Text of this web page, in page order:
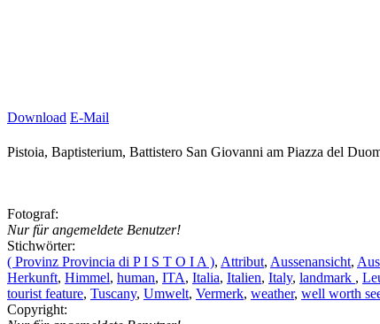
Download E-Mail
Pistoia, Baptisterium, Battistero San Giovanni am Piazza del
Fotograf:
Nur für angemeldete Benutzer!
Stichwörter:
( Provinz Provincia di P I S T O I A ), Attribut, Aussenansicht,
Herkunft, Himmel, human, ITA, Italia, Italien, Italy, landmark ,
tourist feature, Tuscany, Umwelt, Vermerk, weather, well worth
Copyright: